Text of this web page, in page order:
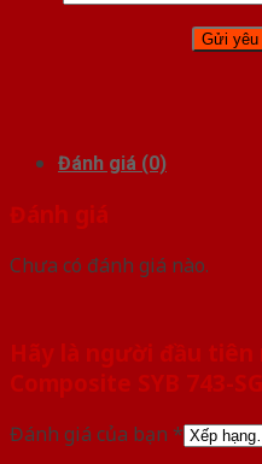
Đánh giá (0)
Đánh giá
Chưa có đánh giá nào.
Hãy là người đầu tiên
Composite SYB 743-
Đánh giá của bạn *